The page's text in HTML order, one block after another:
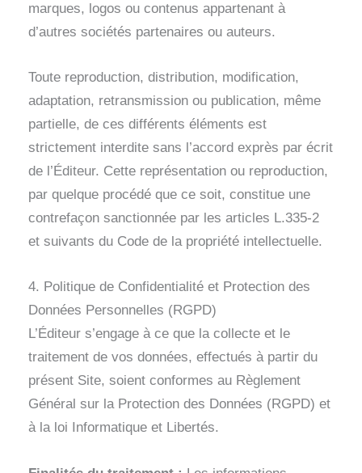
marques, logos ou contenus appartenant à
d’autres sociétés partenaires ou auteurs.
Toute reproduction, distribution, modification,
adaptation, retransmission ou publication, même
partielle, de ces différents éléments est
strictement interdite sans l’accord exprès par écrit
de l’Éditeur. Cette représentation ou reproduction,
par quelque procédé que ce soit, constitue une
contrefaçon sanctionnée par les articles L.335-2
et suivants du Code de la propriété intellectuelle.
4. Politique de Confidentialité et Protection des
Données Personnelles (RGPD)
L’Éditeur s’engage à ce que la collecte et le
traitement de vos données, effectués à partir du
présent Site, soient conformes au Règlement
Général sur la Protection des Données (RGPD) et
à la loi Informatique et Libertés.